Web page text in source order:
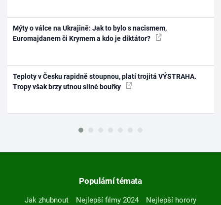
Mýty o válce na Ukrajině: Jak to bylo s nacismem,
Euromajdanem či Krymem a kdo je diktátor?
Teploty v Česku rapidně stoupnou, platí trojitá VÝSTRAHA.
Tropy však brzy utnou silné bouřky
Populární témata
Jak zhubnout Nejlepší filmy 2024
Nejlepší horory